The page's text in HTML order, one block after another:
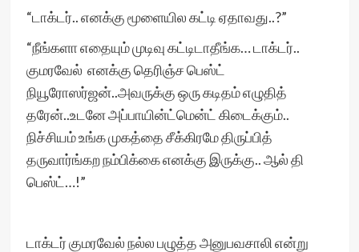
“டாக்டர்.. எனக்கு மூளையில கட்டி ஏதாவது..?”
“நீங்களா எதையும் முடிவு கட்டிடாதீங்க… டாக்டர்..
குமரவேல் எனக்கு தெரிஞ்ச பெஸ்ட்
நியூரோஸர்ஜன்..அவருக்கு ஒரு கடிதம் எழுதித்
தரேன்..உடனே அப்பாயின்ட்மென்ட் கிடைக்கும்..
நிச்சியம் உங்க முகத்தை சீக்கிரமே திருப்பித்
தருவார்ங்கற நம்பிக்கை எனக்கு இருக்கு.. ஆல் தி
பெஸ்ட்…!”
டாக்டர் குமரவேல் நல்ல பழுத்த அனுபவசாலி என்று